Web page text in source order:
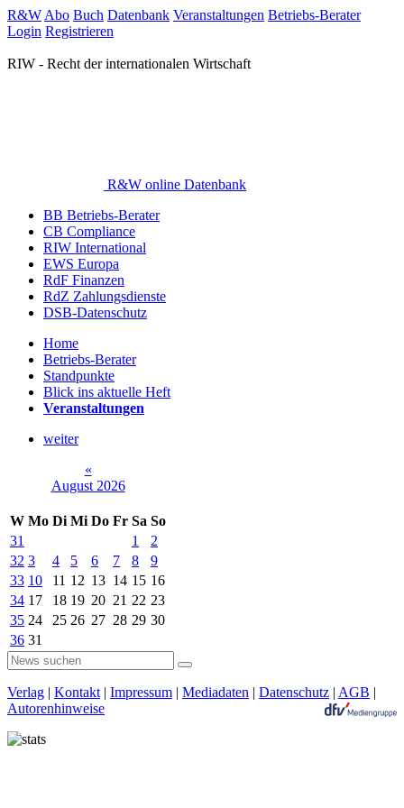
R&W Abo Buch Datenbank Veranstaltungen Betriebs-Berater
Login Registrieren
RIW - Recht der internationalen Wirtschaft
R&W online Datenbank
BB Betriebs-Berater
CB Compliance
RIW International
EWS Europa
RdF Finanzen
RdZ Zahlungsdienste
DSB-Datenschutz
Home
Betriebs-Berater
Standpunkte
Blick ins aktuelle Heft
Veranstaltungen
weiter
«
August 2026
W Mo Di Mi Do Fr Sa So
31
1
2
32 3 4 5 6 7 8
9
33 10 11 12 13 14 15 16
34 17 18 19 20 21 22 23
35 24 25 26 27 28 29 30
36 31
Verlag | Kontakt | Impressum | Mediadaten | Datenschutz | AGB |
Autorenhinweise